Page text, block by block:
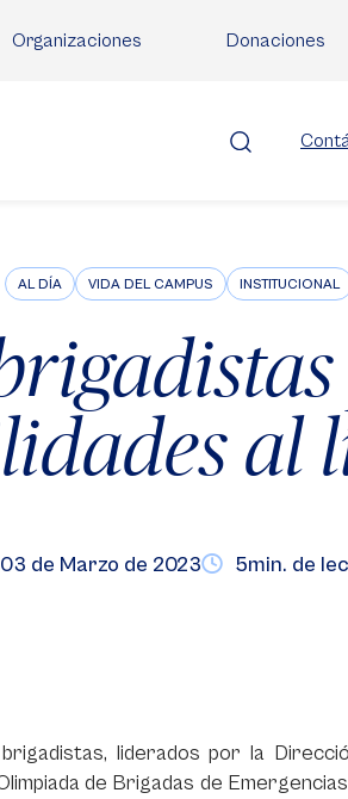
Organizaciones Donaciones
AL DÍA VIDA DEL CAMPUS INSTITUCIONAL
al
03 de Marzo de 2023 5min. de
liderados por la
de Brigadas de